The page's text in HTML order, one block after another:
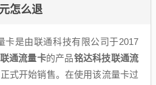
怎么退
卡是由联通科技有限公司于2017
通流量卡的产品铭达科技联通流
式开始销售。在使用该流量卡过